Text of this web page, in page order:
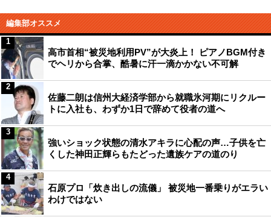
編集部オススメ
高市首相“被災地利用PV”が大炎上！ ピアノBGM付き
でヘリから合掌、酷暑に汗一滴かかない不可解
1
佐藤二朗は信州大経済学部から就職氷河期にリクルー
トに入社も、わずか1日で辞めて役者の道へ
2
強いショック状態の清水アキラに心配の声…子供を亡
くした神田正輝らもたどった遺族ケアの道のり
3
石原プロ「炊き出しの流儀」 被災地一番乗りがエラい
わけではない
4